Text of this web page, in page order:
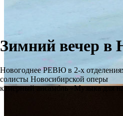
Зимний вечер
Новогоднее РЕВЮ в 2-х
солисты Новосибирской оперы
камерный ансамбль «Музыка для